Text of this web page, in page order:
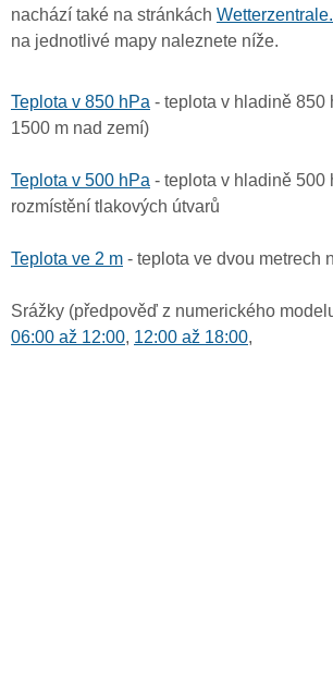
nachází také na stránkách
na jednotlivé mapy naleznete níže.
Teplota v 850 hPa - teplota v hladině 850
1500 m nad zemí)
Teplota v 500 hPa - teplota v hladině 500
rozmístění tlakových útvarů
Teplota ve 2 m - teplota ve dvou metrech
Srážky (předpověď z numerického
06:00 až 12:00, 12:00 až 18:00,